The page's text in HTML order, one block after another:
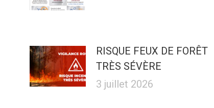
RISQUE FEUX DE FORÊT
TRÈS SÉVÈRE
3 juillet 2026